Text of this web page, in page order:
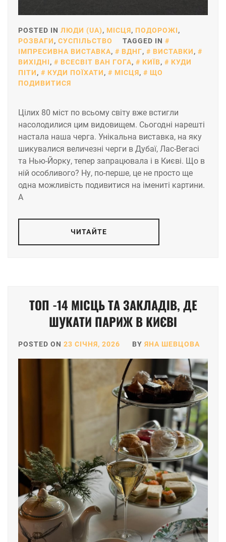
POSTED IN ЛЮДИ (UA), МІСЦЯ, ПОДОРОЖІ,
РОЗВАГИ, СУСПІЛЬСТВО
TAGGED IN
ІМПРЕСИВНА ВИСТАВКА, ВДНГ, ВИСТАВКИ,
ВИХІДНІ, ВСЕСВІТ ВАН ГОГА, КИЇВ,
КУДИ
ПІТИ, КУДИ ПОЇХАТИ, МІСЦЯ,
ЩО
ПОДИВИТИСЯ
Цілих 80 міст по всьому світу вже встигли
насолодилися цим видовищем. Сьогодні нарешті
настала наша черга. Унікальна виставка, на яку
шикувалися величезні черги в Дубаї, Лас-Вегасі
та Нью-Йорку, тепер запрацювала і в Києві. Що в
ній особливого? Ну, по-перше, це не просто ще
одна можливість подивитися на імениті картини.
А
ЧИТАЙТЕ
ТОП -14 МІСЦЬ ТА ЗАКЛАДІВ, ДЕ
ШУКАТИ ПАРИЖ В КИЄВІ
POSTED ON 23 СІЧНЯ, 2026 BY ЯНА ШЕВЦОВА